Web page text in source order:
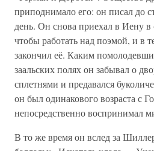
приподнимало его: он писал до
день. Он снова приехал в Иену в
чтобы работать над поэмой, и в
закончил её. Каким
заальских полях он забывал о
сплетнями и предавался
он был одинакового возраста с
непосредственно воспринимал
В то же время он вслед за